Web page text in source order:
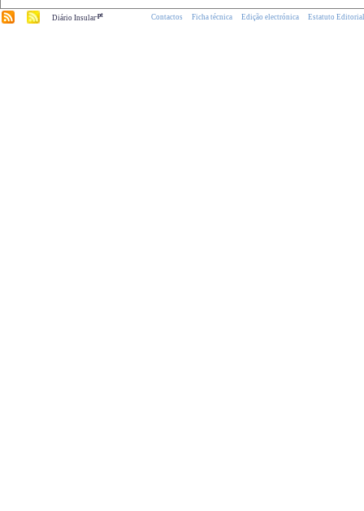
Diário Insular.pt Contactos Ficha técnica Edição electrónica Estatuto Editorial